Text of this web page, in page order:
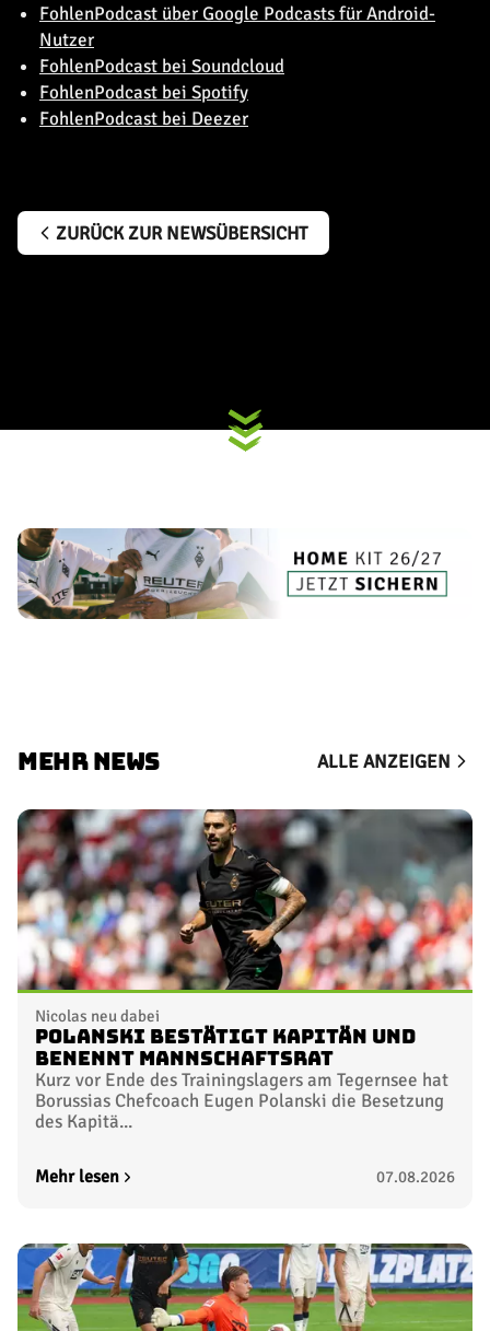
FohlenPodcast über Google Podcasts für Android-
Nutzer
FohlenPodcast bei Soundcloud
FohlenPodcast bei Spotify
FohlenPodcast bei Deezer
ZURÜCK ZUR NEWSÜBERSICHT
MEHR NEWS ALLE ANZEIGEN
Nicolas neu dabei
Polanski bestätigt Kapitän und
benennt Mannschaftsrat
Kurz vor Ende des Trainingslagers am Tegernsee hat
Borussias Chefcoach Eugen Polanski die Besetzung
des Kapitä...
Mehr lesen 07.08.2026